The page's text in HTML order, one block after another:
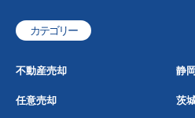
カテゴリー
不動産売却 静
任意売却 茨